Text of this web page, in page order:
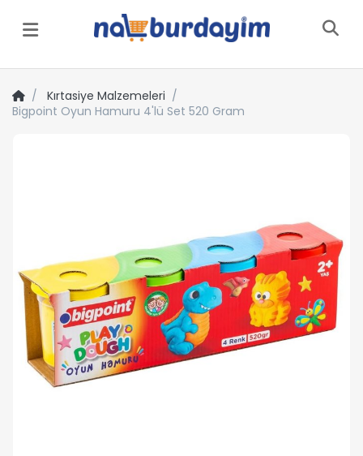
Menü
Kırtasiye Malzemeleri
Bigpoint Oyun Hamuru 4'lü Set 520 Gram